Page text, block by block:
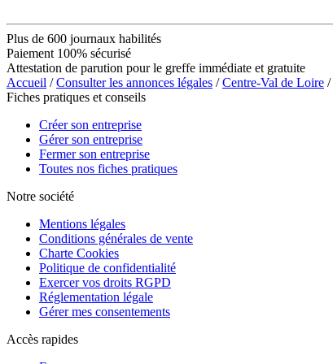
Plus de 600 journaux habilités
Paiement 100% sécurisé
Attestation de parution pour le greffe immédiate et gratuite
Accueil /Consulter les annonces légales /Centre-Val de Loire /
Fiches pratiques et conseils
Créer son entreprise
Gérer son entreprise
Fermer son entreprise
Toutes nos fiches pratiques
Notre société
Mentions légales
Conditions générales de vente
Charte Cookies
Politique de confidentialité
Exercer vos droits RGPD
Réglementation légale
Gérer mes consentements
Accès rapides